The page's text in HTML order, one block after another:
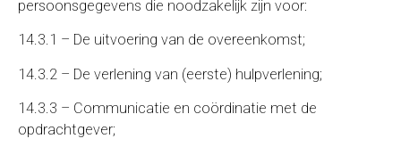
persoonsgegevens die noodzakelijk zijn voor:
14.3.1 – De uitvoering van de overeenkomst;
14.3.2 – De verlening van (eerste) hulpverlening;
14.3.3 – Communicatie en coördinatie met de
opdrachtgever;